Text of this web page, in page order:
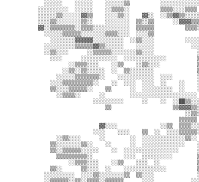
░░░░░░    ░░░░░░    ░░░░░░▒▒
░░░░░░░░░░  ░░░░░░    ░░▒▒▒▒░░
░░░░░░▒▒░░░░░░▓▓▒▒    ░░░░▒▒░░    ▓▓░░
░░░░▒▒░░░░░░░░▒▒░░    ░░░░░░░░  ▒▒░░▒▒
▓▓░░▒▒▒▒▒▒▒▒░░▒▒▒▒░░░░░░░░░░░░  ▒▒▒▒▒▒
░░░░░░▒▒▒▒▒▒░░░░░░░░▒▒▒▒░░░░  ░░░░▒▒
░░░░░░░░▓▓▓▓▓▓░░░░░░░░░░  ░░▒▒░░░░
░░░░░░░░░░▒▒▒▒▒▒▓▓▒▒░░░░░░    ░░░░░░
░░▒▒░░░░      ░░▒▒▒▒▒▒░░░░░░░░▒▒░░░░
░░░░      ░░░░░░░░░░░░  ░░░░░░░░░░░░░░
░░▒▒▒▒░░░░    ░░▒▒    ░░▒▒░░░░
░░▒▒░░▒▒░░░░░░  ░░  ▒▒░░░░░░░░
░░░░░░▒▒▒▒▒▒▒▒░░    ░░░░░░░░░░░░  ░░░░
░░░░▒▒▒▒▒▒▒▒▒▒░░    ░░  ░░░░  ░░░░  ░░    ░░
▒▒░░░░▒▒▒▒▒▒░░    ▒▒      ░░  ░░░░░░░░░░  ░░
░░▒▒▒▒░░      ░░
░░░░░░░░░░      ░░    ░░
▒▒
▓▓░░░░
░░░░    ░░░░    ▒▒  ░░
░░▒▒░░░░      ░░        ░░
▒▒░░░░░░░░▒▒░░    ░░      ░░  ░░░░░░░░░░░░░░
▒▒░░▒▒▒▒▒▒░░░░░░    ░░  ░░░░░░░░░░░░░░░░░░
▒▒▒▒▒▒▒▒▒▒░░          ░░░░  ░░░░░░░░░░
░░▒▒▒▒░░░░    ░░▒▒    ░░░░  ░░
▒▒░░      ▒▒░░░░  ░░    ░░░░░░░░░░░░░░
░░░░░░░░░░  ░░░░▒▒░░░░░░░░▒▒  ▒▒░░░░